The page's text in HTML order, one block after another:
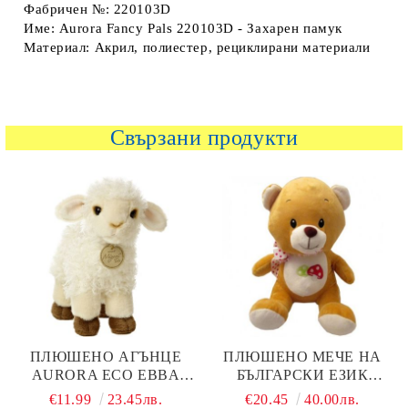
Фабричен №: 220103D
Име: Aurora Fancy Pals 220103D - Захарен памук
Материал: Акрил, полиестер, рециклирани материали
Свързани продукти
ПЛЮШЕНО АГЪНЦЕ
AURORA ECO EBBA
COLLECTION 200765F
€11.99 23.45лв.
ПЛЮШЕНО МЕЧЕ НА
БЪЛГАРСКИ ЕЗИК
ГОЛЯМО
€20.45 40.00лв.